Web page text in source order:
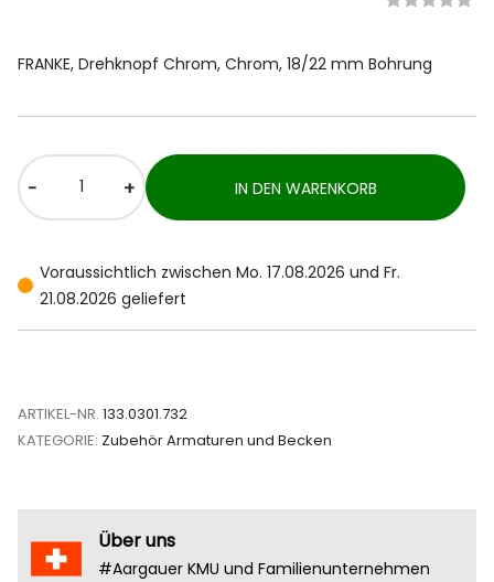
FRANKE, Drehknopf Chrom, Chrom, 18/22 mm Bohrung
- + IN DEN WARENKORB
Voraussichtlich zwischen Mo. 17.08.2026 und Fr.
21.08.2026 geliefert
ARTIKEL-NR. 133.0301.732
KATEGORIE: Zubehör Armaturen und Becken
Über uns
#Aargauer KMU und Familienunternehmen